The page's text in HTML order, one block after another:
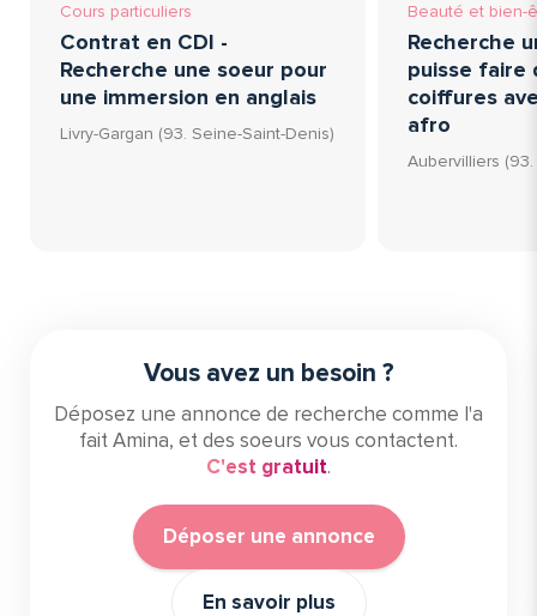
Cours particuliers
Contrat en CDI -
Recherche une soeur pour
une immersion en anglais
Livry-Gargan (93. Seine-Saint-Denis)
Beauté et bien-
Recherche
puisse faire
coiffures
afro
Aubervilliers
Vous avez un besoin ?
Déposez une annonce de recherche comme l'a
fait Amina, et des soeurs vous contactent.
C'est gratuit.
Déposer une annonce
En savoir plus